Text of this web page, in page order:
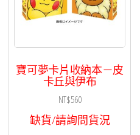
寶可夢卡片收納本－皮
卡丘與伊布
NT$560
缺貨/請詢問貨況